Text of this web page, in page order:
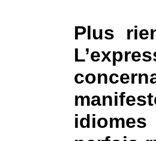
Plus
idiomes